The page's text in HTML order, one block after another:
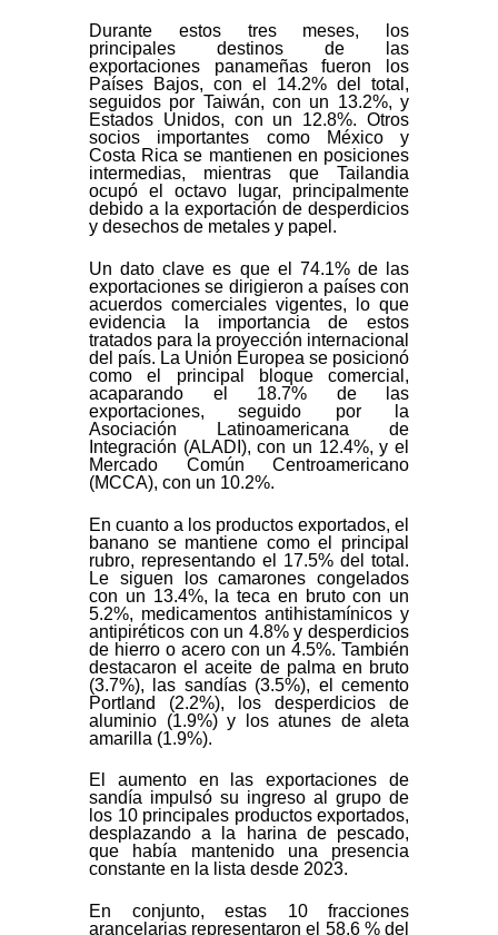
Durante estos tres meses, los
principales destinos de las
exportaciones panameñas fueron los
Países Bajos, con el 14.2% del total,
seguidos por Taiwán, con un 13.2%, y
Estados Unidos, con un 12.8%. Otros
socios importantes como México y
Costa Rica se mantienen en posiciones
intermedias, mientras que Tailandia
ocupó el octavo lugar, principalmente
debido a la exportación de desperdicios
y desechos de metales y papel.
Un dato clave es que el 74.1% de las
exportaciones se dirigieron a países con
acuerdos comerciales vigentes, lo que
evidencia la importancia de estos
tratados para la proyección internacional
del país. La Unión Europea se posicionó
como el principal bloque comercial,
acaparando el 18.7% de las
exportaciones, seguido por la
Asociación Latinoamericana de
Integración (ALADI), con un 12.4%, y el
Mercado Común Centroamericano
(MCCA), con un 10.2%.
En cuanto a los productos exportados, el
banano se mantiene como el principal
rubro, representando el 17.5% del total.
Le siguen los camarones congelados
con un 13.4%, la teca en bruto con un
5.2%, medicamentos antihistamínicos y
antipiréticos con un 4.8% y desperdicios
de hierro o acero con un 4.5%. También
destacaron el aceite de palma en bruto
(3.7%), las sandías (3.5%), el cemento
Portland (2.2%), los desperdicios de
aluminio (1.9%) y los atunes de aleta
amarilla (1.9%).
El aumento en las exportaciones de
sandía impulsó su ingreso al grupo de
los 10 principales productos exportados,
desplazando a la harina de pescado,
que había mantenido una presencia
constante en la lista desde 2023.
En conjunto, estas 10 fracciones
arancelarias representaron el 58.6 % del